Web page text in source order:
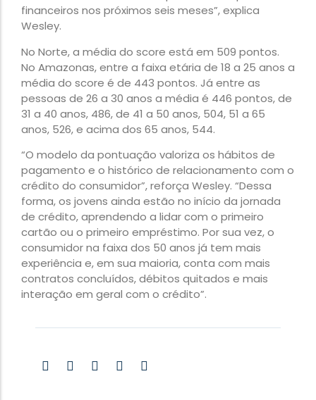
financeiros nos próximos seis meses”, explica
Wesley.
No Norte, a média do score está em 509 pontos.
No Amazonas, entre a faixa etária de 18 a 25 anos a
média do score é de 443 pontos. Já entre as
pessoas de 26 a 30 anos a média é 446 pontos, de
31 a 40 anos, 486, de 41 a 50 anos, 504, 51 a 65
anos, 526, e acima dos 65 anos, 544.
“O modelo da pontuação valoriza os hábitos de
pagamento e o histórico de relacionamento com o
crédito do consumidor”, reforça Wesley. “Dessa
forma, os jovens ainda estão no início da jornada
de crédito, aprendendo a lidar com o primeiro
cartão ou o primeiro empréstimo. Por sua vez, o
consumidor na faixa dos 50 anos já tem mais
experiência e, em sua maioria, conta com mais
contratos concluídos, débitos quitados e mais
interação em geral com o crédito”.